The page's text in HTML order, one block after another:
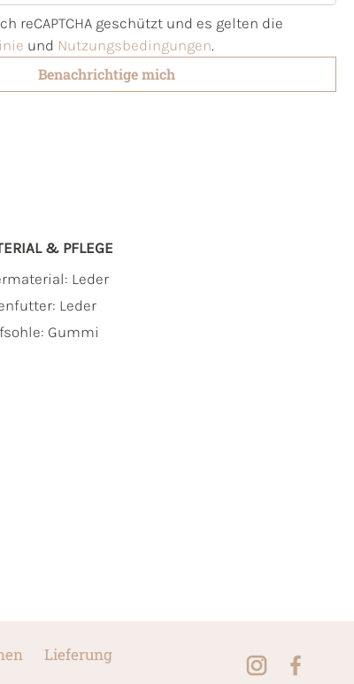
reCAPTCHA geschützt und es gelten die
und Nutzungsbedingungen.
Benachrichtige mich
& PFLEGE
Leder
Leder
Gummi
Lieferung